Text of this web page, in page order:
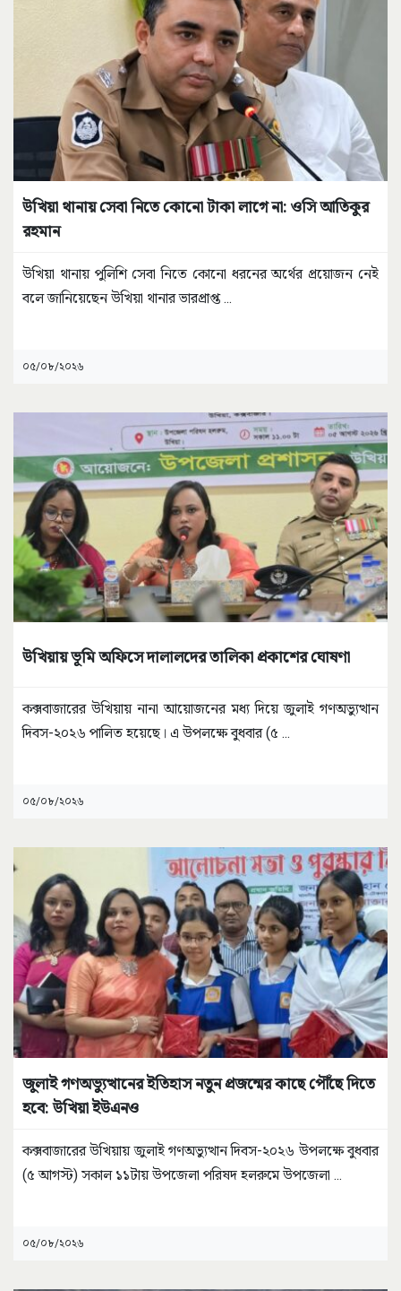
উখিয়া থানায় সেবা নিতে কোনো টাকা লাগে না: ওসি আতিকুর
রহমান
উখিয়া থানায় পুলিশি সেবা নিতে কোনো ধরনের অর্থের প্রয়োজন নেই
বলে জানিয়েছেন উখিয়া থানার ভারপ্রাপ্ত ...
০৫/০৮/২০২৬
উখিয়ায় ভূমি অফিসে দালালদের তালিকা প্রকাশের ঘোষণা
কক্সবাজারের উখিয়ায় নানা আয়োজনের মধ্য দিয়ে জুলাই গণঅভ্যুত্থান
দিবস-২০২৬ পালিত হয়েছে। এ উপলক্ষে বুধবার (৫ ...
০৫/০৮/২০২৬
জুলাই গণঅভ্যুত্থানের ইতিহাস নতুন প্রজন্মের কাছে পৌঁছে দিতে
হবে: উখিয়া ইউএনও
কক্সবাজারের উখিয়ায় জুলাই গণঅভ্যুত্থান দিবস-২০২৬ উপলক্ষে বুধবার
(৫ আগস্ট) সকাল ১১টায় উপজেলা পরিষদ হলরুমে উপজেলা ...
০৫/০৮/২০২৬